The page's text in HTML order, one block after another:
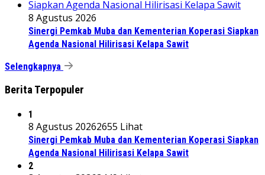
8 Agustus 2026
Sinergi Pemkab Muba dan Kementerian Koperasi Siapkan
Agenda Nasional Hilirisasi Kelapa Sawit
Selengkapnya
Berita Terpopuler
1
8 Agustus 20262655 Lihat
Sinergi Pemkab Muba dan Kementerian Koperasi Siapkan
Agenda Nasional Hilirisasi Kelapa Sawit
2